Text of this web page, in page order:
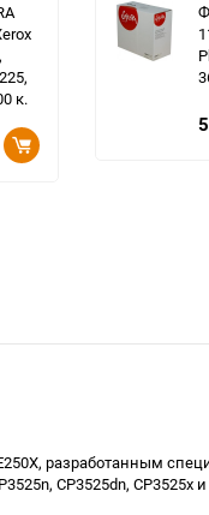
к.
разработанным
CP3525dn,